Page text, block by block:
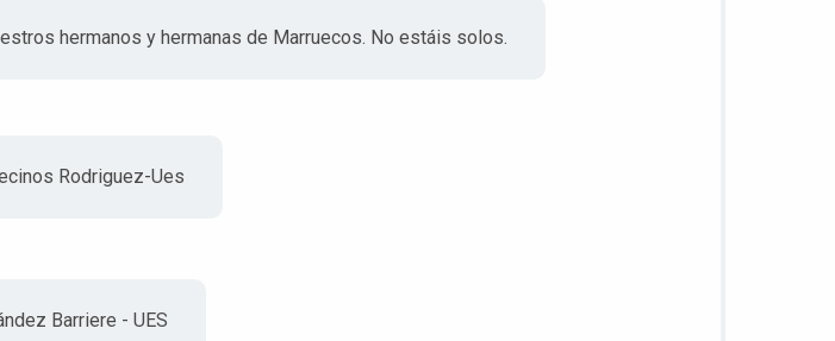
hermanos y hermanas de Marruecos. No estáis solos.
Rodriguez-Ues
Barriere - UES